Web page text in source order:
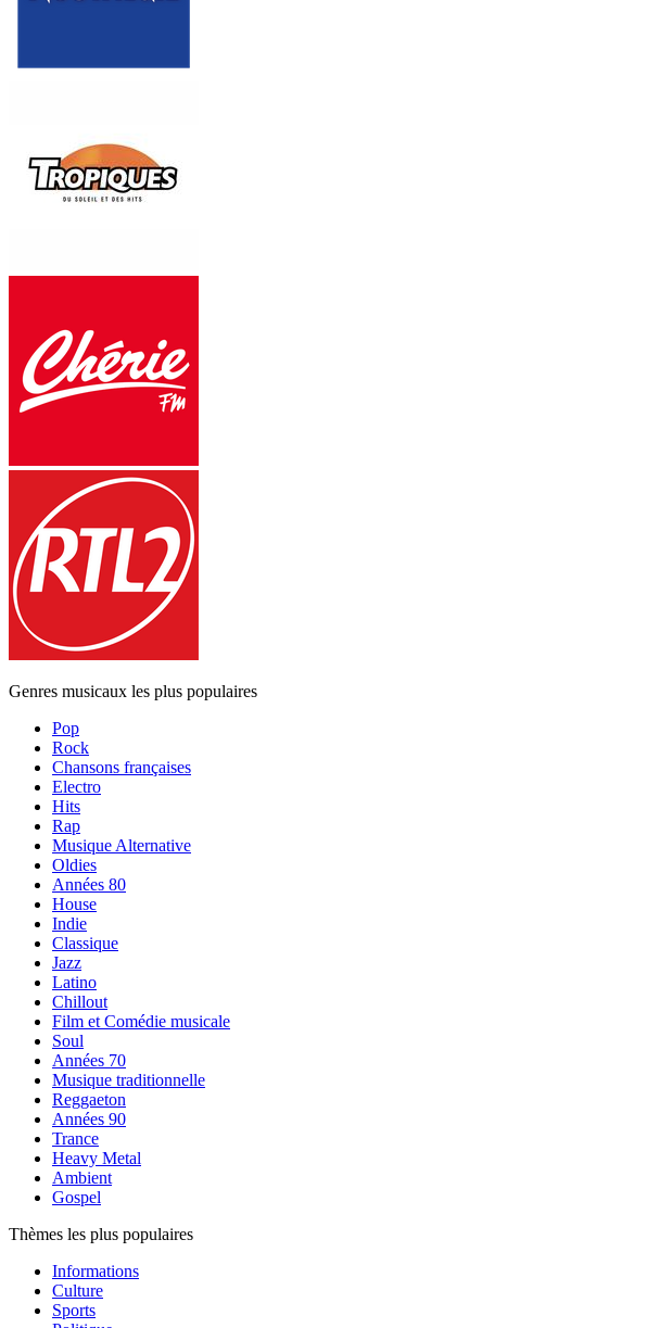
Genres musicaux les plus populaires
Pop
Rock
Chansons françaises
Electro
Hits
Rap
Musique Alternative
Oldies
Années 80
House
Indie
Classique
Jazz
Latino
Chillout
Film et Comédie musicale
Soul
Années 70
Musique traditionnelle
Reggaeton
Années 90
Trance
Heavy Metal
Ambient
Gospel
Thèmes les plus populaires
Informations
Culture
Sports